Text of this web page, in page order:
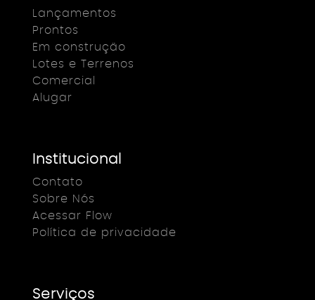
Lançamentos
Prontos
Em construção
Lotes e Terrenos
Comercial
Alugar
Institucional
Contato
Sobre Nós
Acessar Flow
Política de privacidade
Serviços